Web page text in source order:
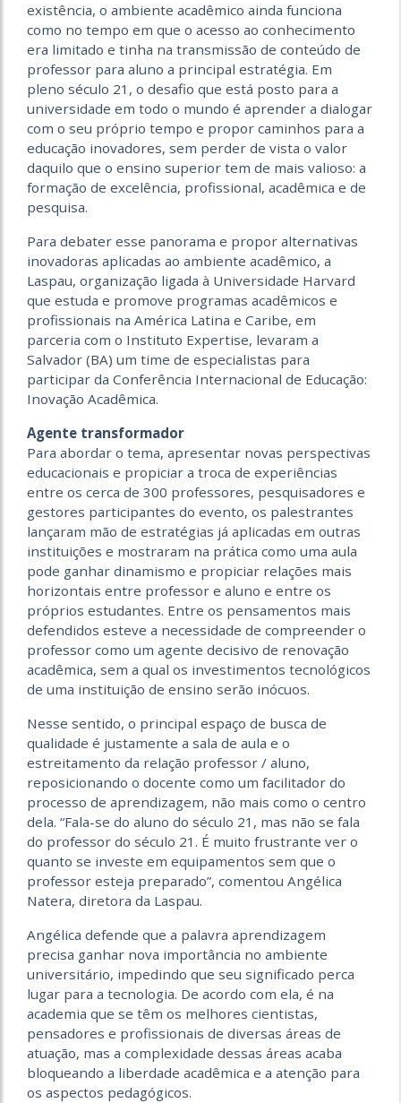
existência, o ambiente acadêmico ainda funciona
como no tempo em que o acesso ao conhecimento
era limitado e tinha na transmissão de conteúdo de
professor para aluno a principal estratégia. Em
pleno século 21, o desafio que está posto para a
universidade em todo o mundo é aprender a dialogar
com o seu próprio tempo e propor caminhos para a
educação inovadores, sem perder de vista o valor
daquilo que o ensino superior tem de mais valioso: a
formação de excelência, profissional, acadêmica e de
pesquisa.
Para debater esse panorama e propor alternativas
inovadoras aplicadas ao ambiente acadêmico, a
Laspau, organização ligada à Universidade Harvard
que estuda e promove programas acadêmicos e
profissionais na América Latina e Caribe, em
parceria com o Instituto Expertise, levaram a
Salvador (BA) um time de especialistas para
participar da Conferência Internacional de Educação:
Inovação Acadêmica.
Agente transformador
Para abordar o tema, apresentar novas perspectivas
educacionais e propiciar a troca de experiências
entre os cerca de 300 professores, pesquisadores e
gestores participantes do evento, os palestrantes
lançaram mão de estratégias já aplicadas em outras
instituições e mostraram na prática como uma aula
pode ganhar dinamismo e propiciar relações mais
horizontais entre professor e aluno e entre os
próprios estudantes. Entre os pensamentos mais
defendidos esteve a necessidade de compreender o
professor como um agente decisivo de renovação
acadêmica, sem a qual os investimentos tecnológicos
de uma instituição de ensino serão inócuos.
Nesse sentido, o principal espaço de busca de
qualidade é justamente a sala de aula e o
estreitamento da relação professor / aluno,
reposicionando o docente como um facilitador do
processo de aprendizagem, não mais como o centro
dela. “Fala-se do aluno do século 21, mas não se fala
do professor do século 21. É muito frustrante ver o
quanto se investe em equipamentos sem que o
professor esteja preparado”, comentou Angélica
Natera, diretora da Laspau.
Angélica defende que a palavra aprendizagem
precisa ganhar nova importância no ambiente
universitário, impedindo que seu significado perca
lugar para a tecnologia. De acordo com ela, é na
academia que se têm os melhores cientistas,
pensadores e profissionais de diversas áreas de
atuação, mas a complexidade dessas áreas acaba
bloqueando a liberdade acadêmica e a atenção para
os aspectos pedagógicos.